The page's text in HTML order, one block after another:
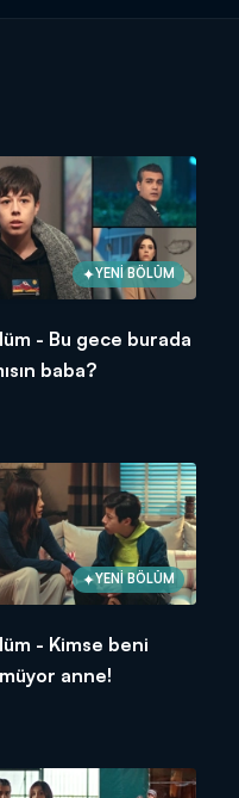
YENİ BÖLÜM
- Bu gece burada
baba?
YENİ BÖLÜM
- Kimse beni
anne!